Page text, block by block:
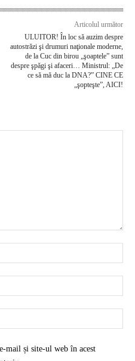
Articolul următor
ULUITOR! În loc să auzim despre
autostrăzi şi drumuri naţionale moderne,
de la Cuc din birou „şoaptele” sunt
despre şpăgi şi afaceri… Ministrul: „De
ce să mă duc la DNA?” CINE CE
„şopteşte”, AICI!
mail și site-ul web în acest